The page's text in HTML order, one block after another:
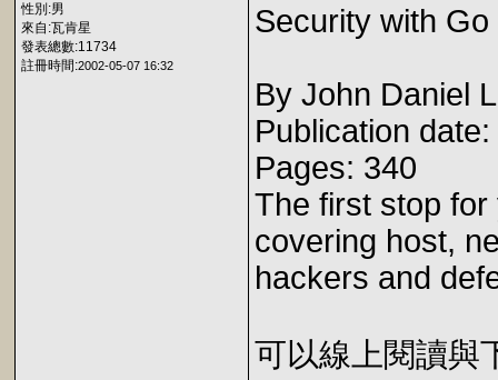
性別:男
來自:瓦肯星
發表總數:11734
註冊時間:2002-05-07 16:32
Security with Go
By John Daniel
Publication
Pages: 340
The first stop
covering host,
hackers and
可以線上閱讀與